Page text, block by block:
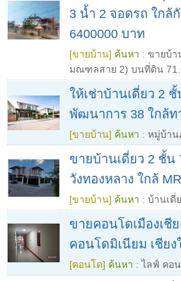
3 น้ำ 2 จอดรถ ใกล้
6400000 บาท
[ขายบ้าน] ค้นหา : ขายบ้า
มณฑลสาย 2) บนที่ดิน
ให้เช่าบ้านเดี่ยว 2
พัฒนาการ 38 ใกล้ท
[ขายบ้าน] ค้นหา : หมู่บ้าน
ขายบ้านเดี่ยว 2 ชั้น
วังทองหลาง ใกล้
[ขายบ้าน] ค้นหา : บ้านเดี่
ขายคอนโดเมืองเชี
คอนโดมิเนียม เชียง
[คอนโด] ค้นหา : ไลฟ์ คอ